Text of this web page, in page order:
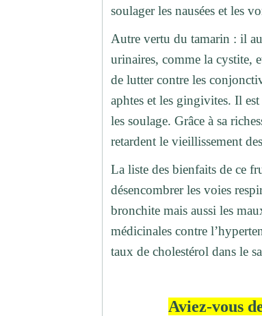
soulager les nausées et les
Autre vertu du tamarin : il
urinaires, comme la cystite,
de lutter contre les
aphtes et les gingivites. Il
les soulage. Grâce à sa
retardent le vieillissement
La liste des bienfaits de ce
désencombrer les voies
bronchite mais aussi les
médicinales contre
taux de cholestérol dans le
Aviez-vous